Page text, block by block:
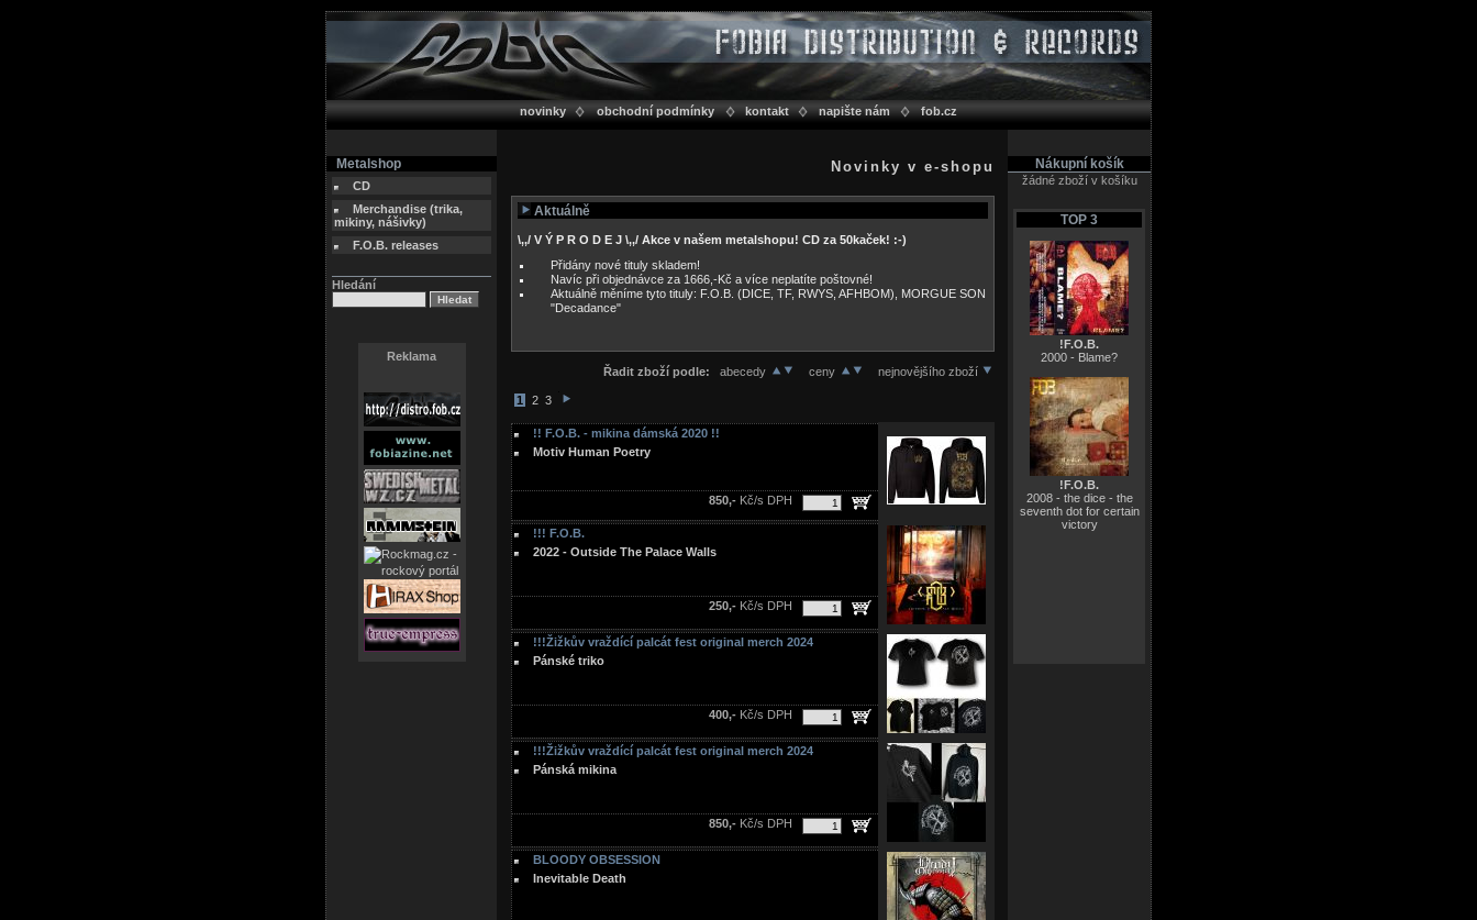
novinky obchodní podmínky kontakt napište nám fob.cz
Metalshop
CD
Merchandise (trika,
mikiny, nášivky)
F.O.B. releases
Hledání
Reklama
Novinky v e-shopu
Aktuálně
\,,/ V Ý P R O D E J \,,/ Akce v našem metalshopu! CD za 50kaček! :-)
Přidány nové tituly skladem!
Navíc při objednávce za 1666,-Kč a více neplatíte poštovné!
Aktuálně měníme tyto tituly: F.O.B. (DICE, TF, RWYS, AFHBOM), MORGUE SON
"Decadance"
Řadit zboží podle:abecedy ceny nejnovějšího zboží
1 2 3
!! F.O.B. - mikina dámská 2020 !!
Motiv Human Poetry
850,-Kč/s DPH
!!! F.O.B.
2022 - Outside The Palace Walls
250,-Kč/s DPH
!!!Žižkův vraždící palcát fest original merch 2024
Pánské triko
400,-Kč/s DPH
!!!Žižkův vraždící palcát fest original merch 2024
Pánská mikina
850,-Kč/s DPH
BLOODY OBSESSION
Inevitable Death
Nákupní košík
žádné zboží v košíku
TOP 3
!F.O.B.
2000 - Blame?
!F.O.B.
2008 - the dice - the
seventh dot for certain
victory